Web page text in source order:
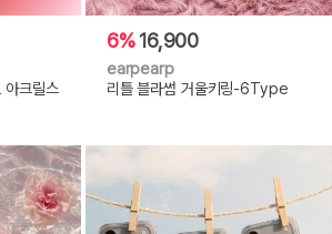
아크릴스
6% 16,900
earpearp
리틀 블라썸 거울키링-6Type